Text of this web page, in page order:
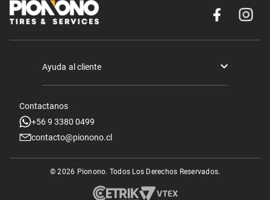
Ayuda al cliente
Mis pedidos
Contactanos
+56 9 3380 0499
contacto@pionono.cl
© 2026 Pionono. Todos Los Derechos Reservados.